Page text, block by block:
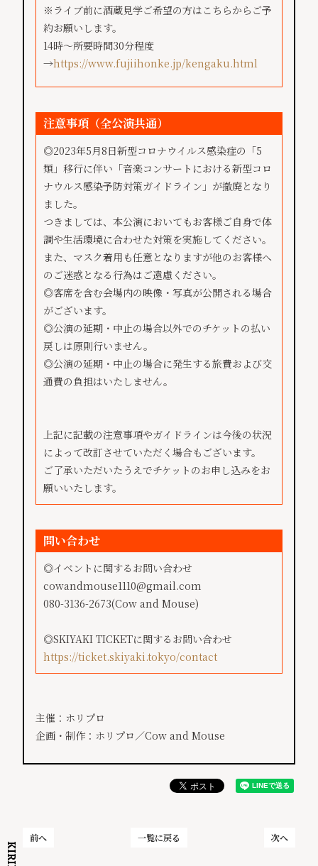
※ライブ前に酒蔵見学ご希望の方はこちらからご予
約お願いします。
14時～所要時間30分程度
→https://www.fujiihonke.jp/kengaku.html
注意事項（全公演共通）
​​​◎2023年5月8日新型コロナウイルス感染症の「5
類」移行に伴い「音楽コンサートにおける新型コロ
ナウルス感染予防対策ガイドライン」が撤廃となり
ました。
つきましては、本公演においてもお客様ご自身で体
調や生活環境に合わせた対策を実施してください。
また、マスク着用も任意となりますが他のお客様へ
のご迷惑となる行為はご遠慮ください。
◎客席を含む会場内の映像・写真が公開される場合
がございます。
◎公演の延期・中止の場合以外でのチケットの払い
戻しは原則行いません。
◎公演の延期・中止の場合に発生する旅費および交
通費の負担はいたしません。
上記に記載の注意事項やガイドラインは今後の状況
によって改訂させていただく場合もございます。
ご了承いただいたうえでチケットのお申し込みをお
願いいたします。
問い合わせ
◎イベントに関するお問い合わせ
cowandmouse1110@gmail.com
080-3136-2673(Cow and Mouse)
◎SKIYAKI TICKETに関するお問い合わせ
https://ticket.skiyaki.tokyo/contact
主催：ホリプロ
企画・制作：ホリプロ／Cow and Mouse
前へ 一覧に戻る 次へ